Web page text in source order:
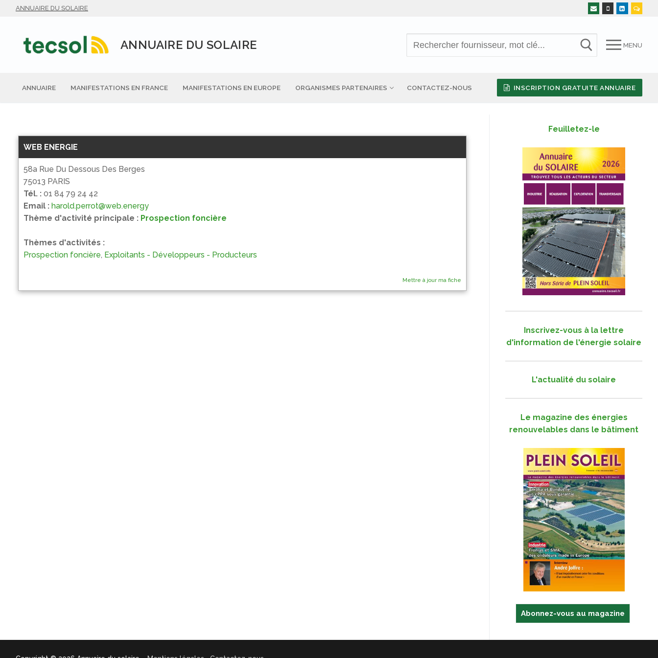
ANNUAIRE DU SOLAIRE
ANNUAIRE DU SOLAIRE MENU
ANNUAIRE MANIFESTATIONS EN FRANCE MANIFESTATIONS EN EUROPE ORGANISMES PARTENAIRES CONTACTEZ-NOUS INSCRIPTION GRATUITE ANNUAIRE
WEB ENERGIE
58a Rue Du Dessous Des Berges
75013 PARIS
Tél. : 01 84 79 24 42
Email : harold.perrot@web.energy
Thème d'activité principale : Prospection foncière
Thèmes d'activités :
Prospection foncière, Exploitants - Développeurs - Producteurs
Mettre à jour ma fiche
Feuilletez-le
Inscrivez-vous à la lettre
d'information de l'énergie solaire
L'actualité du solaire
Le magazine des énergies
renouvelables dans le bâtiment
Abonnez-vous au magazine